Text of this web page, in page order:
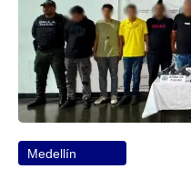
Medellín